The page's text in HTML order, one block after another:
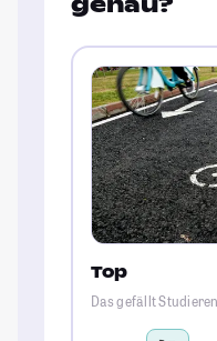
Top
Das gefällt